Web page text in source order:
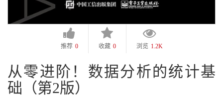
推荐 0 收藏 0 浏览 1.2K
从零进阶！数据分析的统计基
础（第2版）